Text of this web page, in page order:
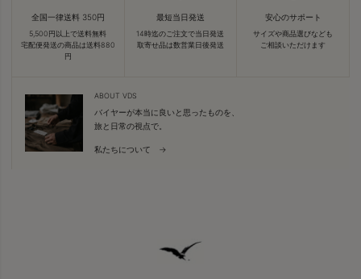
全国一律送料 350円
5,500円以上で送料無料
宅配便発送の商品は送料880
円
最短当日発送
14時迄のご注文で当日発送
取寄せ品は数営業日後発送
安心のサポート
サイズや商品選びなども
ご相談いただけます
ABOUT VDS
バイヤーが本当に良いと思ったものを、
旅と日常の視点で。
私たちについて →